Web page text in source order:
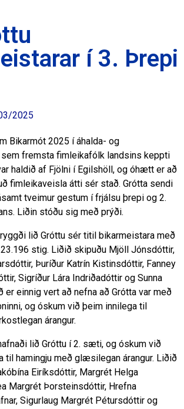
í 3. Þrepi
2025
Bikarmót 2025 í áhalda- og
sem fremsta fimleikafólk landsins keppti
haldið af Fjölni í Egilshöll, og óhætt er að
fimleikaveisla átti sér stað. Grótta sendi
tveimur gestum í frjálsu þrepi og 2.
Liðin stóðu sig með prýði.
lið Gróttu sér titil bikarmeistara með
stig. Liðið skipuðu Mjöll Jónsdóttir,
Þuríður Katrín Kistinsdóttir, Fanney
Sigríður Lára Indriðadóttir og Sunna
er einnig vert að nefna að Grótta var með
og óskum við þeim innilega til
árangur.
lið Gróttu í 2. sæti, og óskum við
til hamingju með glæsilegan árangur. Liðið
Eiríksdóttir, Margrét Helga
Margrét Þorsteinsdóttir, Hrefna
Sigurlaug Margrét Pétursdóttir og